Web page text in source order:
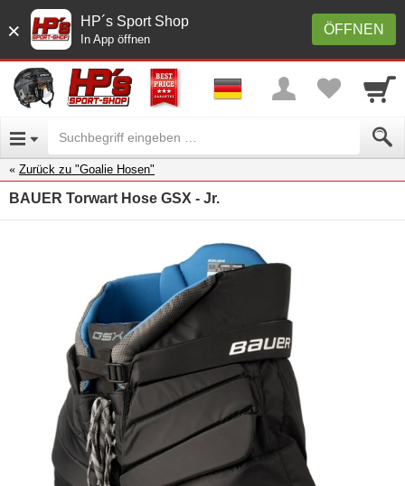
× ÖFFNEN
HP´s Sport Shop
In App öffnen
Zurück zu "Goalie Hosen"
BAUER Torwart Hose GSX - Jr.